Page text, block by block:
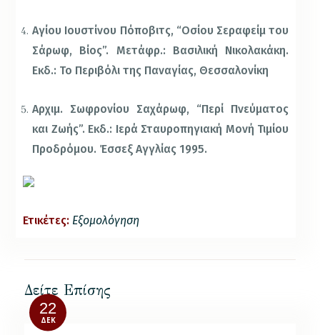
Αγίου Ιουστίνου Πόποβιτς, “Οσίου Σεραφείμ του
Σάρωφ, Βίος”. Μετάφρ.: Βασιλική Νικολακάκη.
Εκδ.: Το Περιβόλι της Παναγίας, Θεσσαλονίκη
Αρχιμ. Σωφρονίου Σαχάρωφ, “Περί Πνεύματος
και Ζωής”. Εκδ.: Ιερά Σταυροπηγιακή Μονή Τιμίου
Προδρόμου. Έσσεξ Αγγλίας 1995.
Ετικέτες: Εξομολόγηση
Δείτε Επίσης
22
ΔΕΚ